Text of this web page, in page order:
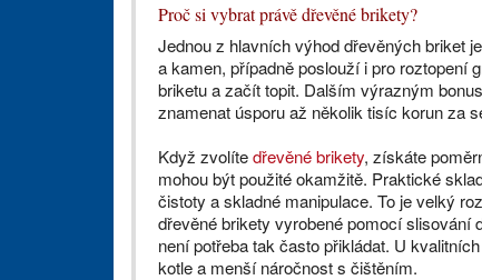
Proč si vybrat právě dřevěné brikety?
Jednou z hlavních výhod dřevěných briket
a kamen, případně poslouží i pro roztopení
briketu a začít topit. Dalším výrazným
znamenat úsporu až několik tisíc korun za
Když zvolítedřevěné brikety, získáte
mohou být použité okamžitě. Praktické
čistoty a skladné manipulace. To je velký
dřevěné brikety vyrobené pomocí slisování
není potřeba tak často přikládat. U
kotle a menší náročnost s čištěním.